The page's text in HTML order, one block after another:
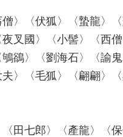
〉〈伏狐〉〈蟄龍〉
叉國〉〈小髻〉〈西
鵒〉〈劉海石〉〈諭
〉〈毛狐〉〈翩翩〉〈
田七郎〉〈產龍〉〈